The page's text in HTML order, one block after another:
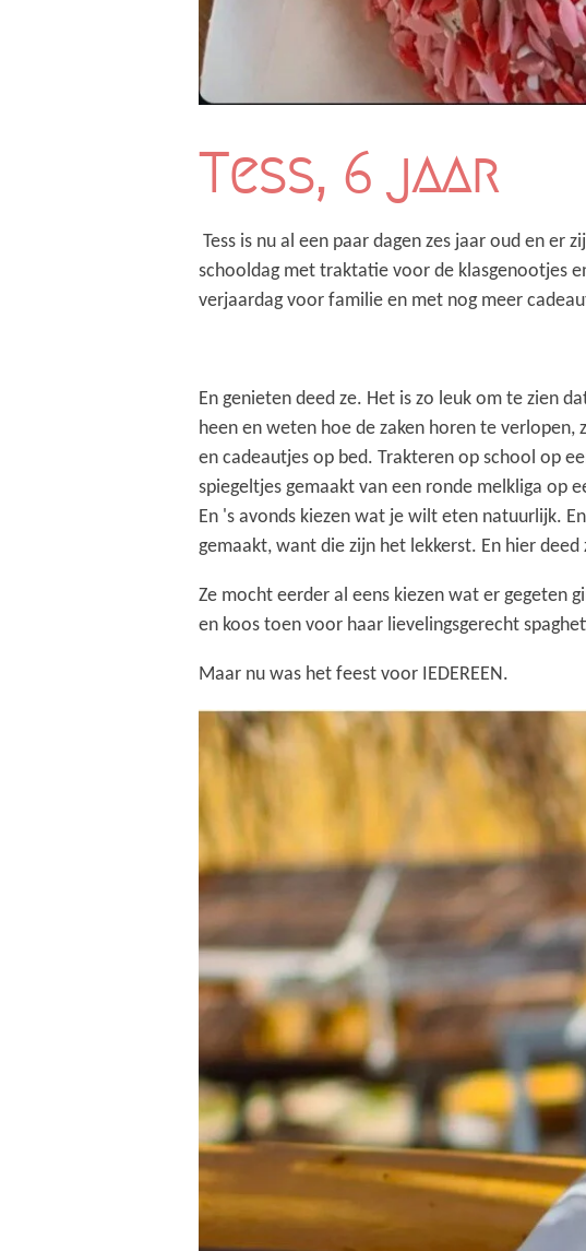
Tess, 6 jaar
Tess is nu al een paar dagen zes jaar oud en
schooldag met traktatie voor de klasgenootjes
verjaardag voor familie en met nog meer
En genieten deed ze. Het is zo leuk om te zien
heen en weten hoe de zaken horen te
en cadeautjes op bed. Trakteren op school op
spiegeltjes gemaakt van een ronde melkliga op
En 's avonds kiezen wat je wilt eten natuurlijk.
gemaakt, want die zijn het lekkerst. En hier
Ze mocht eerder al eens kiezen wat er gegeten
en koos toen voor haar lievelingsgerecht
Maar nu was het feest voor IEDEREEN.